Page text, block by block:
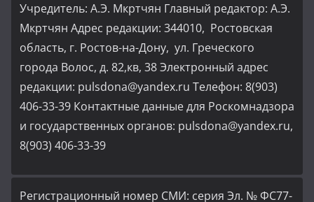
Учредитель: А.Э. Мкртчян Главный редактор: А.Э.
Мкртчян Адрес редакции: 344010, Ростовская
область, г. Ростов-на-Дону, ул. Греческого
города Волос, д. 82,кв, 38 Электронный адрес
редакции: pulsdona@yandex.ru Телефон: 8(903)
406-33-39 Контактные данные для Роскомнадзора
и государственных органов: pulsdona@yandex.ru,
8(903) 406-33-39
Регистрационный номер СМИ: серия Эл. № ФС77-